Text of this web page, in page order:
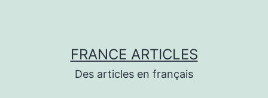
FRANCE ARTICLES
Des articles en français